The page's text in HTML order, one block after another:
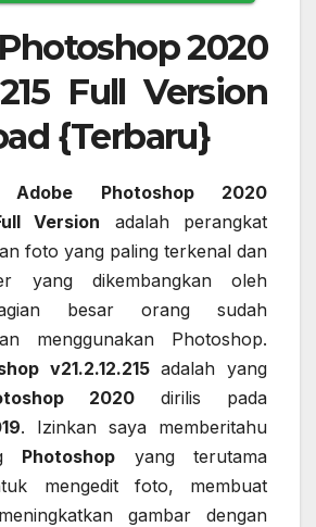
2020
Full Version
{Terbaru}
Adobe Photoshop 2020
Version adalah perangkat
foto yang paling terkenal dan
yang dikembangkan oleh
besar orang sudah
menggunakan Photoshop.
v21.2.12.215 adalah yang
2020 dirilis pada
. Izinkan saya memberitahu
Photoshop yang terutama
mengedit foto, membuat
gambar dengan